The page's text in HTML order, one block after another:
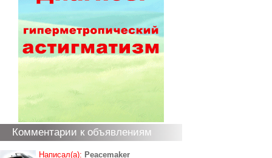
Комментарии к объявлениям
Написал(а): Peacemaker